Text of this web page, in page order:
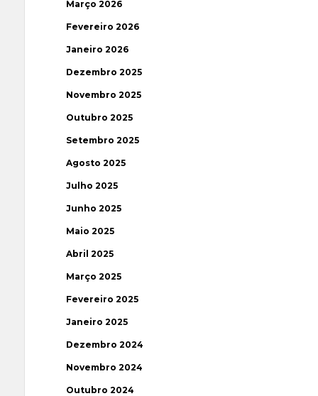
Março 2026
Fevereiro 2026
Janeiro 2026
Dezembro 2025
Novembro 2025
Outubro 2025
Setembro 2025
Agosto 2025
Julho 2025
Junho 2025
Maio 2025
Abril 2025
Março 2025
Fevereiro 2025
Janeiro 2025
Dezembro 2024
Novembro 2024
Outubro 2024